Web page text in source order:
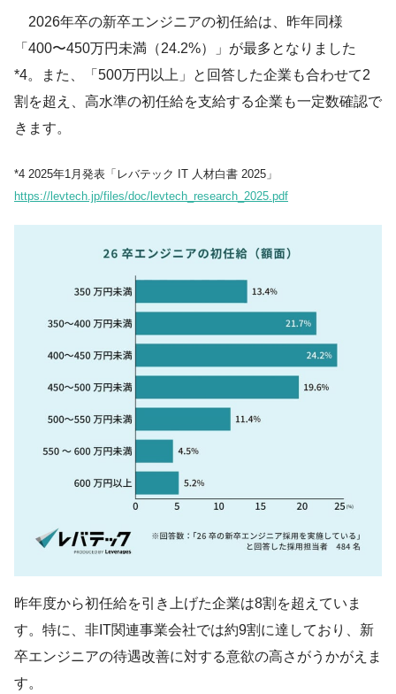
2026年卒の新卒エンジニアの初任給は、昨年同様
「400〜450万円未満（24.2%）」が最多となりました
*4。また、「500万円以上」と回答した企業も合わせて2
割を超え、高水準の初任給を支給する企業も一定数確認で
きます。
*4 2025年1月発表「レバテック IT 人材白書 2025」
https://levtech.jp/files/doc/levtech_research_2025.pdf
昨年度から初任給を引き上げた企業は8割を超えていま
す。特に、非IT関連事業会社では約9割に達しており、新
卒エンジニアの待遇改善に対する意欲の高さがうかがえま
す。